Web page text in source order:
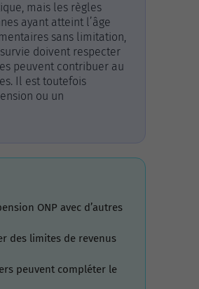
mais les règles
ayant atteint l’âge
sans limitation,
doivent respecter
peuvent contribuer au
Il est toutefois
ou un
ONP avec d’autres
des limites de revenus
peuvent compléter le